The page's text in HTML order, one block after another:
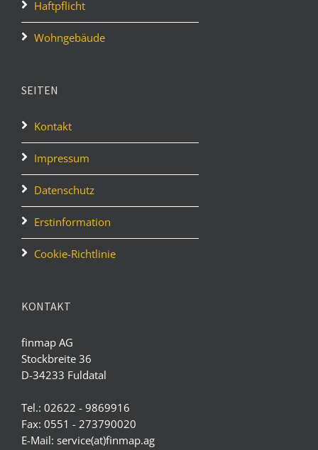
Haftpflicht
Wohngebäude
SEITEN
Kontakt
Impressum
Datenschutz
Erstinformation
Cookie-Richtlinie
KONTAKT
finmap AG
Stockbreite 36
D-34233 Fuldatal
Tel.: 02622 - 9869916
Fax: 0551 - 273790020
E-Mail: service(at)finmap.ag